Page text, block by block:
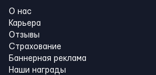
О нас
Карьера
Отзывы
Страхование
Баннерная реклама
Наши награды